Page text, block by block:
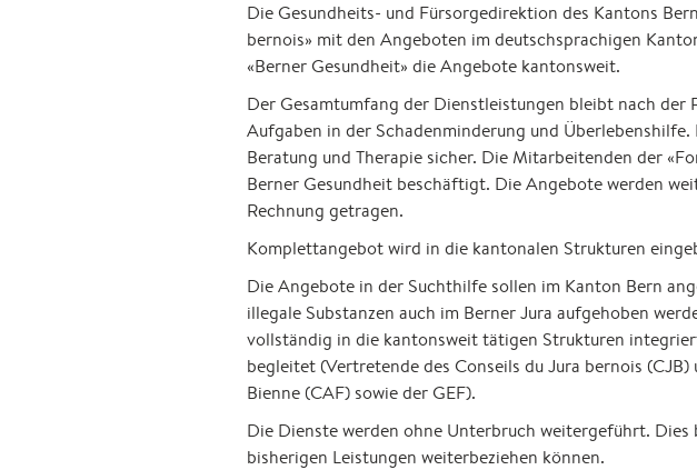
Die Gesundheits- und Fürsorgedirektion des Kantons
bernois» mit den Angeboten im deutschsprachigen
«Berner Gesundheit» die Angebote kantonsweit.
Der Gesamtumfang der Dienstleistungen bleibt nach
Aufgaben in der Schadenminderung und
Beratung und Therapie sicher. Die Mitarbeitenden der
Berner Gesundheit beschäftigt. Die Angebote werden
Rechnung getragen.
Komplettangebot wird in die kantonalen Strukturen
Die Angebote in der Suchthilfe sollen im Kanton Bern
illegale Substanzen auch im Berner Jura aufgehoben
vollständig in die kantonsweit tätigen Strukturen
begleitet (Vertretende des Conseils du Jura bernois
Bienne (CAF) sowie der GEF).
Die Dienste werden ohne Unterbruch weitergeführt. Dies
bisherigen Leistungen weiterbeziehen können.